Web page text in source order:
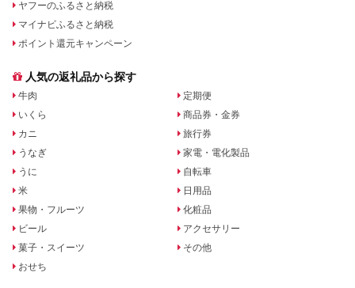
ヤフーのふるさと納税
マイナビふるさと納税
ポイント還元キャンペーン
人気の返礼品から探す
牛肉
いくら
カニ
うなぎ
うに
米
果物・フルーツ
ビール
菓子・スイーツ
おせち
定期便
商品券・金券
旅行券
家電・電化製品
自転車
日用品
化粧品
アクセサリー
その他